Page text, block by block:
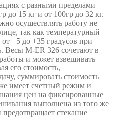
с разными пределами
до 15 кг и от 100гр до 32 кг.
осуществлять работу не
так как температурный
+5 до +35 градусов при
Весы M-ER 326 сочетают в
и может взвешивать
его стоимость,
суммировать стоимость
имеет счетный режим и
цен на фиксированные
выполнена из того же
стекание